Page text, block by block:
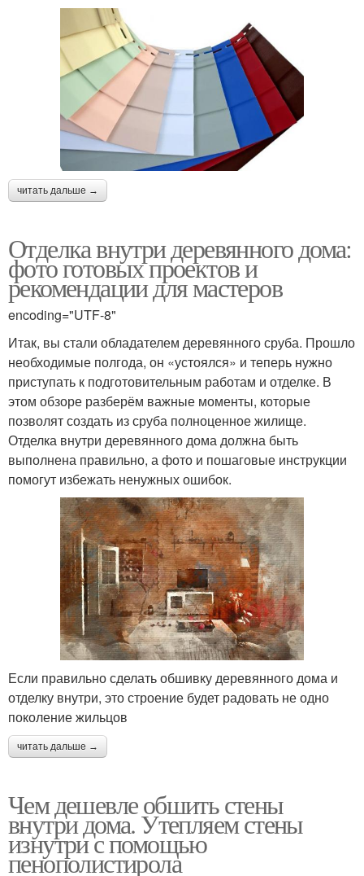
читать дальше →
Отделка внутри деревянного дома:
фото готовых проектов и
рекомендации для мастеров
encoding="UTF-8"
Итак, вы стали обладателем деревянного сруба. Прошло
необходимые полгода, он «устоялся» и теперь нужно
приступать к подготовительным работам и отделке. В
этом обзоре разберём важные моменты, которые
позволят создать из сруба полноценное жилище.
Отделка внутри деревянного дома должна быть
выполнена правильно, а фото и пошаговые инструкции
помогут избежать ненужных ошибок.
Если правильно сделать обшивку деревянного дома и
отделку внутри, это строение будет радовать не одно
поколение жильцов
читать дальше →
Чем дешевле обшить стены
внутри дома. Утепляем стены
изнутри с помощью
пенополистирола